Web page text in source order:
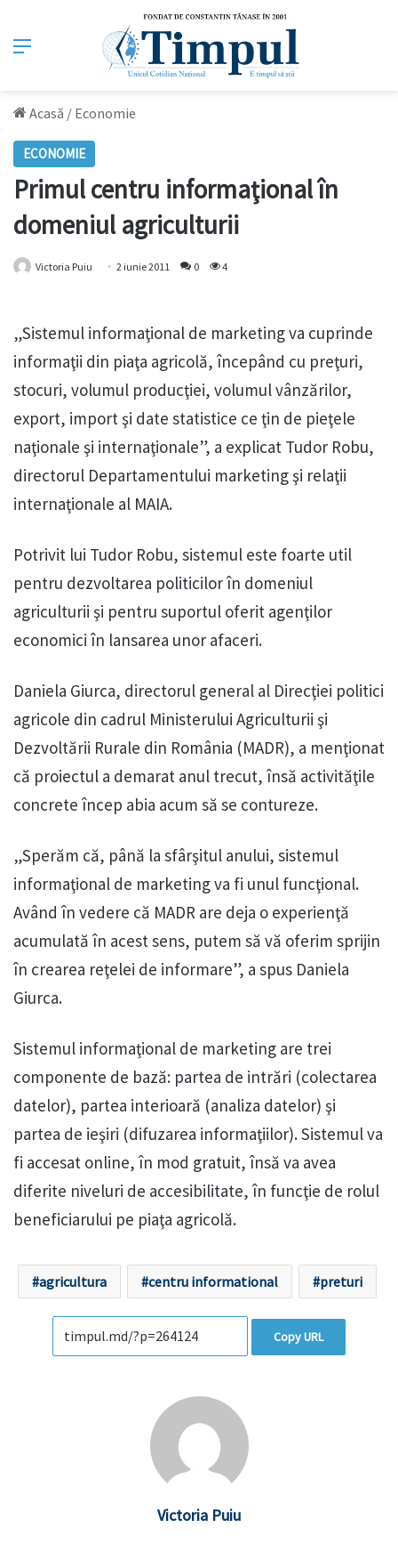
Meniu
Acasă / Economie
ECONOMIE
Primul centru informaţional în
domeniul agriculturii
Victoria Puiu 2 iunie 2011 0 4
„Sistemul informaţional de marketing va cuprinde
informaţii din piaţa agricolă, începând cu preţuri,
stocuri, volumul producţiei, volumul vânzărilor,
export, import şi date statistice ce ţin de pieţele
naţionale şi internaţionale”, a explicat Tudor Robu,
directorul Departamentului marketing şi relaţii
internaţionale al MAIA.
Potrivit lui Tudor Robu, sistemul este foarte util
pentru dezvoltarea politicilor în domeniul
agriculturii şi pentru suportul oferit agenţilor
economici în lansarea unor afaceri.
Daniela Giurca, directorul general al Direcţiei politici
agricole din cadrul Ministerului Agriculturii şi
Dezvoltării Rurale din România (MADR), a menţionat
că proiectul a demarat anul trecut, însă activităţile
concrete încep abia acum să se contureze.
„Sperăm că, până la sfârşitul anului, sistemul
informaţional de marketing va fi unul funcţional.
Având în vedere că MADR are deja o experienţă
acumulată în acest sens, putem să vă oferim sprijin
în crearea reţelei de informare”, a spus Daniela
Giurca.
Sistemul informaţional de marketing are trei
componente de bază: partea de intrări (colectarea
datelor), partea interioară (analiza datelor) şi
partea de ieşiri (difuzarea informaţiilor). Sistemul va
fi accesat online, în mod gratuit, însă va avea
diferite niveluri de accesibilitate, în funcţie de rolul
beneficiarului pe piaţa agricolă.
agricultura centru informational preturi
Copy URL
Victoria Puiu